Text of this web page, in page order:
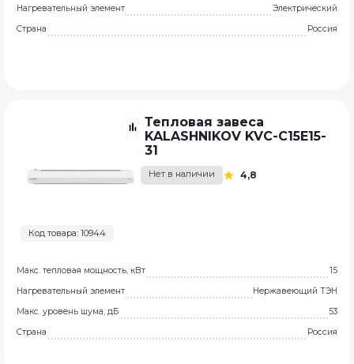
Нагревательный элемент
Электрический
Страна
Россия
Код товара: 10944
Тепловая завеса
KALASHNIKOV KVС-C15E15-
31
Нет в наличии 4,8
Макс. тепловая мощность, кВт
15
Нагревательный элемент
Нержавеющий ТЭН
Макс. уровень шума, дБ
53
Страна
Россия